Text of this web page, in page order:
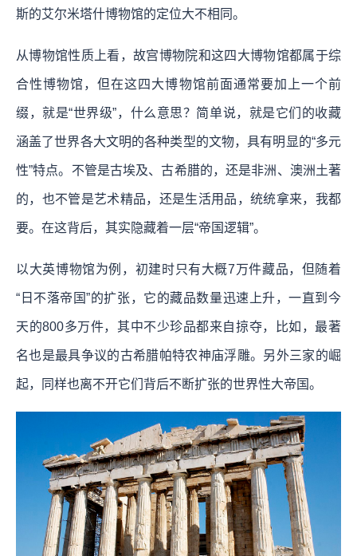
斯的艾尔米塔什博物馆的定位大不相同。
从博物馆性质上看，故宫博物院和这四大博物馆都属于综
合性博物馆，但在这四大博物馆前面通常要加上一个前
缀，就是“世界级”，什么意思？简单说，就是它们的收藏
涵盖了世界各大文明的各种类型的文物，具有明显的“多元
性”特点。不管是古埃及、古希腊的，还是非洲、澳洲土著
的，也不管是艺术精品，还是生活用品，统统拿来，我都
要。在这背后，其实隐藏着一层“帝国逻辑”。
以大英博物馆为例，初建时只有大概7万件藏品，但随着
“日不落帝国”的扩张，它的藏品数量迅速上升，一直到今
天的800多万件，其中不少珍品都来自掠夺，比如，最著
名也是最具争议的古希腊帕特农神庙浮雕。另外三家的崛
起，同样也离不开它们背后不断扩张的世界性大帝国。